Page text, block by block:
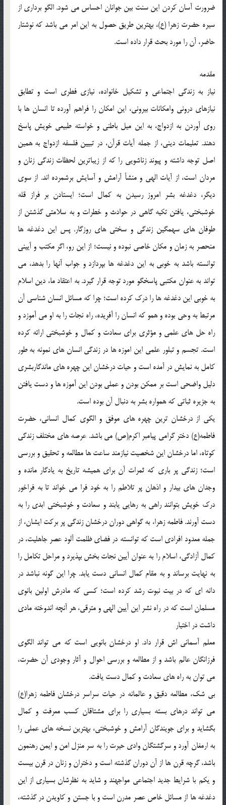
ضرورت آسان کردن این سنت بین جوانان احساس می شود. الگو برداری از
سیره حضرت زهرا (ع)، بهترین طریق حصول به این امر می باشد که نوشتار
حاضر، آن را مورد بحث قرار داده است.
مقدمه
نیاز به زندگی اجتماعی و تشکیل خانواده، نیازی فطری است و تطابق
نیازهای درونی وامکانات بیرونی، این امکان را فراهم آورده تا انسان ها با
روی آوردن به ازدواج، به این میل باطنی و خواسته طبیعی خویش پاسخ
دهند. تعلیمات دینی، از جمله آیات قرآن، در تبیین فلسفه ازدواج به همین
اصل توجه داشته و پیوند زناشویی را که از زیباترین لحظات زندگی زنان و
مردان است، از آیات الهی و منشأ آرامش و آسایش برشمرده اند. از سوی
دیگر، دغدغه بشر امروز رسیدن به کمال است؛ ایستادن بر فراز قله
خوشبختی، یافتن تکیه گاهی در حوادث و خطرات و به سلامتی گذشتن از
طوفان های سهمگین زندگی و سختی های روزگار. پس این دغدغه ها
منحصر به زمان و مکان خاصی نبوده و نیست؛ از این رو، اگر مکتب و آیینی
توانسته باشد به خوبی به این دغدغه ها بپردازد و جواب آنها را بدهد، می
تواند به عنوان مکتبی پاسخگو مورد توجه قرار گیرد. به اعتقاد ما، دین اسلام
به خوبی این دغدغه ها را درک کرده است؛ چرا که مسائل انسان شناسی آن
مرتبط به وحی بوده و همو که انسان را آفریده، راه نجات را به او می آموزد و
راه حل های علمی و مؤثری برای سعادت و کمال و خوشبختی ارائه کرده
است. تجسم و تبلور علمی این اموزه ها در زندگی انسان های نمونه به طور
کامل به نمایش در آمده است و حیات درخشان این چهره های ماندگاربشری
دلیل واضحی است بر ممکن بودن و عملی بودن این آموزه ها و دست یافتن
به جزیره ثباتی که همواره بشر به دنبال آن بوده است.
یکی از درخشان ترین چهره های موفق و الگوی کمال انسانی، حضرت
فاطمه(ع) دختر گرامی پیامبر اکرم(ص) می باشد. عرصه های مختلف زندگی
کوتاه، اما درخشان این شخصیت نیازمند ساعت ها مطالعه و تحقیق و بررسی
است؛ زندگی پر باری که ثمرات آن برای همیشه تاریخ به یادگار مانده و
وجدان های بیدار و اذهان پر تلاطم را به خود فرا می خواند تا به فراخور
درک خویش بتوانند راهی به رهایی یابند و سعادت و خوشبختی ابدی را به
دست آورند. فاطمه زهرا، به گواهی دوران درخشان زندگی پر برکت ایشان، از
جمله معدود افرادی است که توانسته در فضای ظلمت آلود عصر جاهلیت، در
کمال آزادگی، اسلام را به عنوان آیین نجات بخش بپذیرد و مراحل تکامل را
به نهایت برساند و به مقام کمال انسانی دست یابد. چرا این گونه نباشد در
دانه ای که در بیت نبوت رشد کرده است؛ کسی که مادرش اولین بانوی
مسلمان است که در راه نشر این آیین الهی و مترقی، هر آنچه اندوخته مادی
داشت در اختیار
معلم آسمانی اش قرار داد. او درخشان بانویی است که می تواند الگوی
فرزانگان عالم باشد و از مطالعه و بررسی احوال و آثار وجودی آن حضرت،
می توان به راه های سعادت و کمال دست یافت.
بی شک، مطالعه دقیق و عالمانه در حیات سراسر درخشان فاطمه زهرا(ع)
می تواند درهای بسته بسیاری را برای مشتاقان کسب معرفت و کمال
بگشاید و برای جویندگان آرامش و خوشبختی، بهترین نسخه های عملی را
به ارمغان آورد و سرگشتگان وادی حیرت را به سر منزل امن و ایمن رهنمون
باشد، گرچه قرن ها از آن دوران گذشته است و دختران و زنان در قرن بیست
و یکم با شرایط جدید اجتماعی مواجهند و شاید به نظرشان بسیاری از این
دغدغه ها از مسائل خاص عصر مدرن است و با جستن و کاویدن در گذشته،